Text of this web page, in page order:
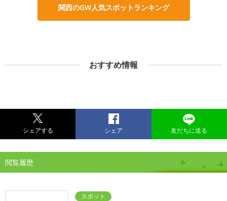
関西のGW人気スポットランキング
おすすめ情報
シェアする シェア 友だちに送る
閲覧履歴